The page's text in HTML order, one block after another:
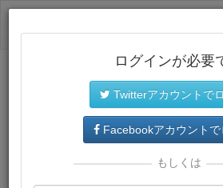
プレミアム会員では、教材がダウンロ
再生環境が提供されます。
ログインが必要
Twitterアカウントで
Facebookアカウントで
もしくは